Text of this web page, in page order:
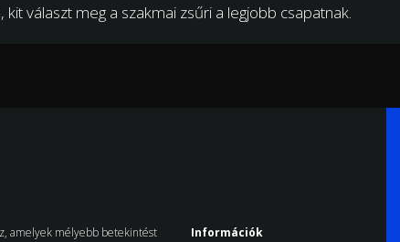
választ meg a szakmai zsűri a legjobb csapatnak.
amelyek mélyebb betekintést
Információk